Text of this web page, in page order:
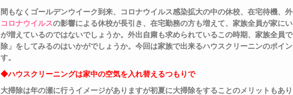
間もなくゴールデンウイーク到来、コロナウイルス感染拡大の中の休校、在宅待機、
コロナウイルスの影響による休校が長引き、在宅勤務の方も増えて、家族全員が家に
が増えているのではないでしょうか。外出自粛も求められているこの時期、家族全員
除」をしてみるのはいかがでしょうか。今回は家族で出来るハウスクリーニンのポイ
す。
◆ハウスクリーニングは家中の空気を入れ替えるつもりで
大掃除は年の瀬に行うイメージがありますが初夏に大掃除をすることのメリットもあり